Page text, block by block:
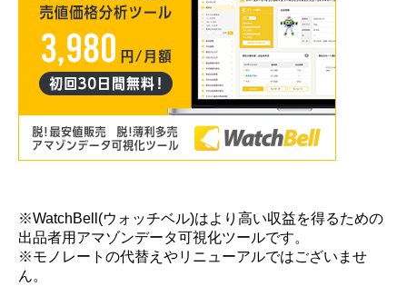
※WatchBell(ウォッチベル)はより高い収益を得るための
出品者用アマゾンデータ可視化ツールです。
※モノレートの代替えやリニューアルではございませ
ん。